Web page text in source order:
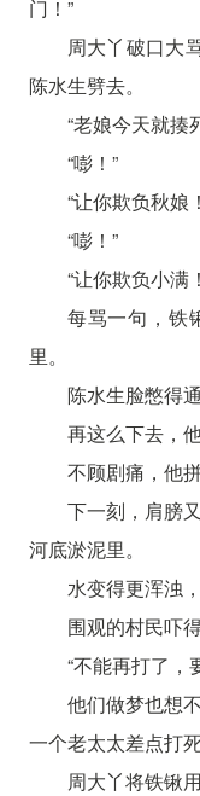
门！”
周大丫破口大
陈水生劈去。
“老娘今天就揍
“嘭！”
“让你欺负秋娘
“嘭！”
“让你欺负小满
每骂一句，铁
里。
陈水生脸憋得
再这么下去，
不顾剧痛，他
下一刻，肩膀
河底淤泥里。
水变得更浑浊
围观的村民吓
“不能再打了，
他们做梦也想
一个老太太差点打死
周大丫将铁锹